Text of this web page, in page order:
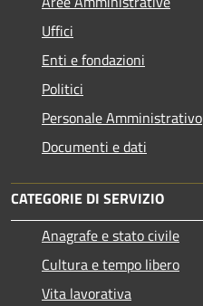
Uffici
Enti e fondazioni
Politici
Personale Amministrativo
Documenti e dati
CATEGORIE DI SERVIZIO
Anagrafe e stato civile
Cultura e tempo libero
Vita lavorativa